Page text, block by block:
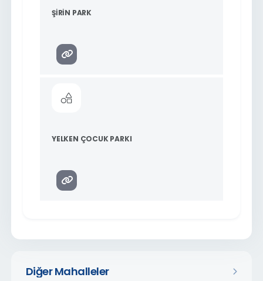
Diğer Mahalleler
ŞİRİN PARK
YELKEN ÇOCUK PARKI